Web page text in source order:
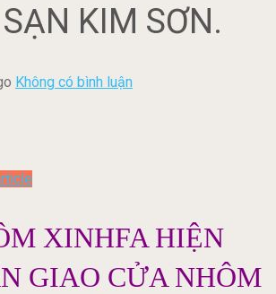
KIM SƠN.
Không có bình luận
XINHFA HIỆN
GIAO CỬA NHÔM